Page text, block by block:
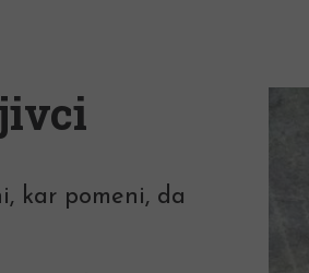
kar pomeni, da